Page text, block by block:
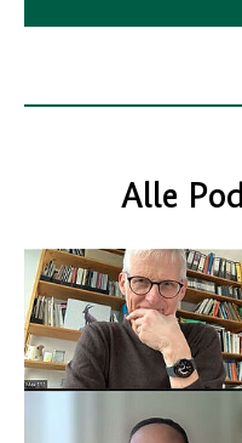
Alle